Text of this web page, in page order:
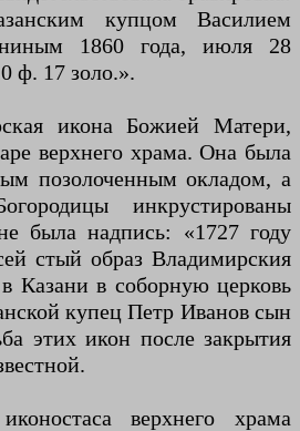
купцом Василием
1860 года, июля 28
ф. 17 золо.».
икона Божией Матери,
верхнего храма. Она была
позолоченным окладом, а
инкрустированы
была надпись: «1727 году
стый образ Владимирския
Казани в соборную церковь
купец Петр Иванов сын
этих икон после закрытия
верхнего храма